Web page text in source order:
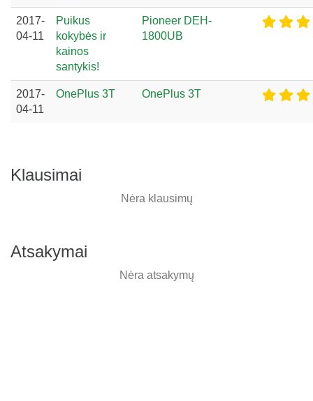
2017-
04-11
Puikus
kokybės ir
kainos
santykis!
Pioneer DEH-
1800UB
2017-
04-11
OnePlus 3T OnePlus 3T
Klausimai
Nėra klausimų
Atsakymai
Nėra atsakymų